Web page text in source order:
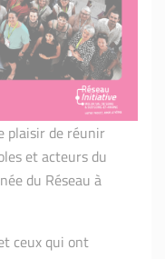
plaisir de réunir
et acteurs du
du Réseau à
ceux qui ont